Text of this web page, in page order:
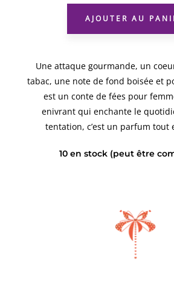
DE
BELLA
AJOUTER AU
Une attaque gourmande, un
tabac, une note de fond boisée et
est un conte de fées pour
enivrant qui enchante le
tentation, c’est un parfum tout
10 en stock (peut être